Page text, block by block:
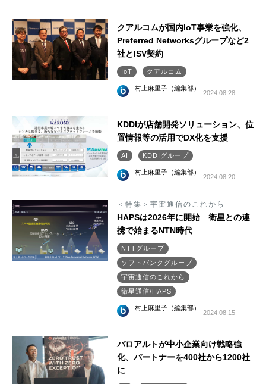
クアルコムが国内IoT事業を強化、
Preferred Networksグループなど2
社とISV契約
IoT クアルコム
村上麻里子（編集部）
2024.08.28
KDDIが店舗開発ソリューション、位
置情報等の活用でDX化を支援
AI KDDIグループ
村上麻里子（編集部）
2024.08.20
＜特集＞宇宙通信のこれから
HAPSは2026年に開始 衛星との連
携で始まるNTN時代
NTTグループ
ソフトバンクグループ
宇宙通信のこれから
衛星通信/HAPS
村上麻里子（編集部）
2024.08.15
パロアルトが中小企業向け戦略強
化、パートナーを400社から1200社
に